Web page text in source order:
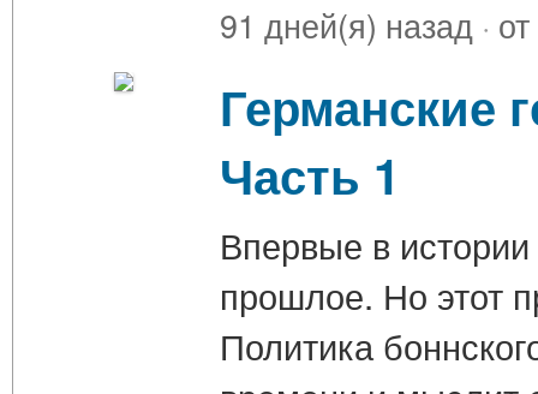
91 дней(я) назад · от
Германские
Часть 1
Впервые в
прошлое. Но этот
Политика